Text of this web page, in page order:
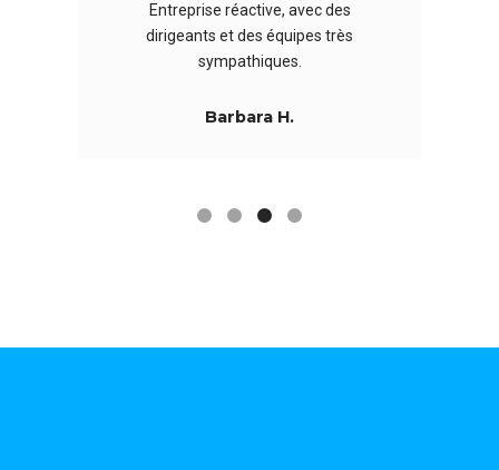
Entreprise réactive, avec des
dirigeants et des équipes très
sympathiques.
Barbara H.